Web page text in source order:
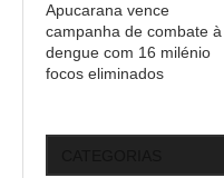
Apucarana vence
campanha de combate à
dengue com 16 milénio
focos eliminados